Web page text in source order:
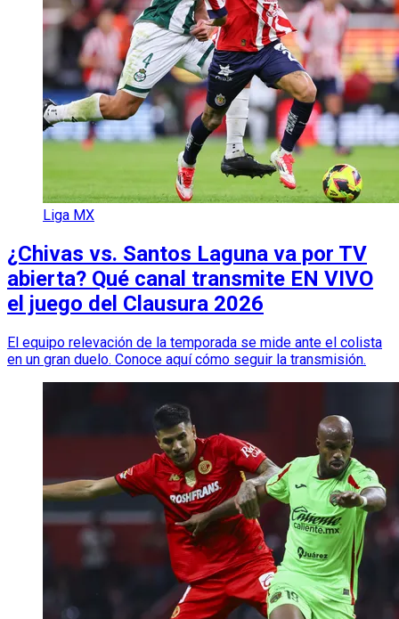
Liga MX
¿Chivas vs. Santos Laguna va por TV
abierta? Qué canal transmite EN VIVO
el juego del Clausura 2026
El equipo relevación de la temporada se mide ante el colista
en un gran duelo. Conoce aquí cómo seguir la transmisión.